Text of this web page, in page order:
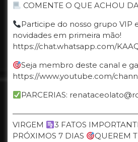
COMENTE O QUE ACHOU
Participe do nosso grupo VIP
novidades em primeira mão!
https://chat.whatsapp.com/
Seja membro deste canal e
https://www.youtube.com/
PARCERIAS:
VIRGEM
3 FATOS
PRÓXIMOS 7 DIAS
QUEREM